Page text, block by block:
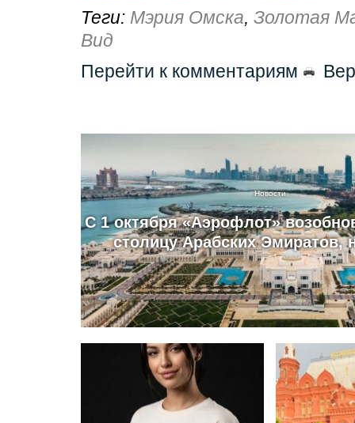
Теги: Мэрия Омска, Золотая
Вид
Перейти к комментариям
Новости
С 1 октября «Аэрофлот»
столицу Арабских Эмиратов,